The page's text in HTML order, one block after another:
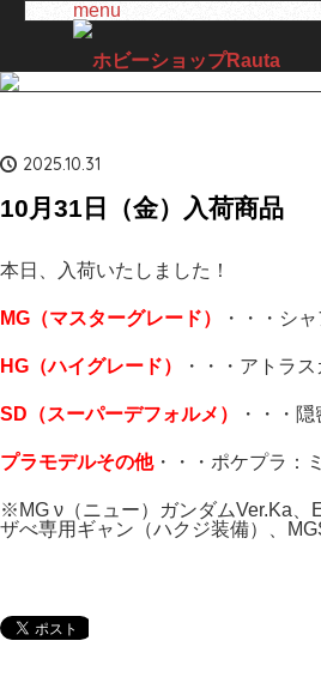
menu
2025.10.31
10月31日（金）入荷商品
本日、入荷いたしました！
MG（マスターグレード） ・・・シ
HG（ハイグレード） ・・・アトラ
SD（スーパーデフォルメ） ・・・
プラモデルその他・・・ポケプラ：
※MG ν（ニュー）ガンダムVer.Ka、
ザべ専用ギャン（ハクジ装備）、